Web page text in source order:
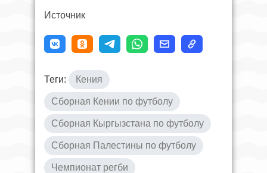
Источник
Теги: Кения
Сборная Кении по футболу
Сборная Кыргызстана по футболу
Сборная Палестины по футболу
Чемпионат регби